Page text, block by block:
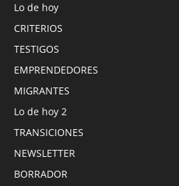
Lo de hoy
CRITERIOS
TESTIGOS
EMPRENDEDORES
MIGRANTES
Lo de hoy 2
TRANSICIONES
NEWSLETTER
BORRADOR